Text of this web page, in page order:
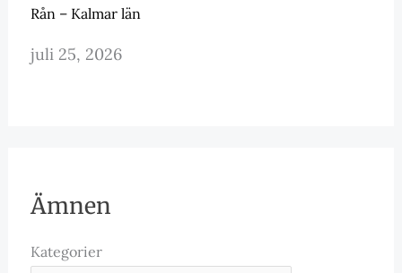
Rån – Kalmar län
juli 25, 2026
Ämnen
Kategorier